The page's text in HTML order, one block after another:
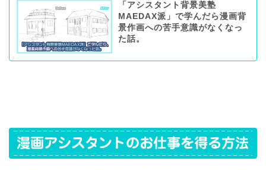
「アシスタント背景美塾
MAEDAX派」で学んだら漫画背
景作画への苦手意識がなくなっ
た話。
漫画アシスタントのお仕事を得る方法